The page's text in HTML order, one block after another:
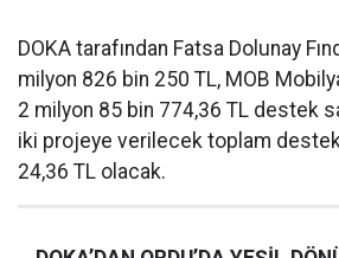
DOKA tarafından Fatsa Dolunay
milyon 826 bin 250 TL, MOB
2 milyon 85 bin 774,36 TL destek
iki projeye verilecek toplam
24,36 TL olacak.